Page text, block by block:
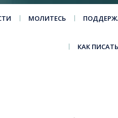
МОЛИТЕСЬ
КАК